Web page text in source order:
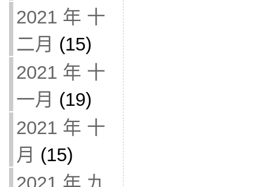
2021 年 十
二月 (15)
2021 年 十
一月 (19)
2021 年 十
月 (15)